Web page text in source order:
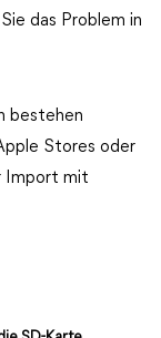
das Problem in
bestehen
Stores oder
Import mit